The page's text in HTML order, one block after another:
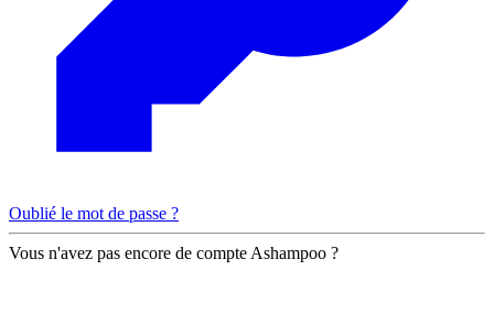
Oublié le mot de passe ?
Vous n'avez pas encore de compte Ashampoo ?